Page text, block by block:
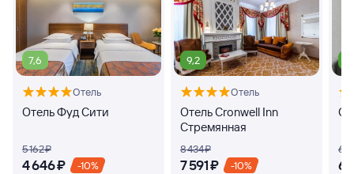
7,6
Отель
Отель Фуд Сити
5 ⁠162 ⁠₽
4 ⁠646 ⁠₽ -10%
9,2
Отель
Отель Cronwell Inn
Стремянная
8 ⁠434 ⁠₽
7 ⁠591 ⁠₽ -10%
6
6